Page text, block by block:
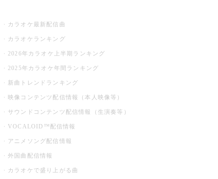
カラオケ最新配信曲
カラオケランキング
2026年カラオケ上半期ランキング
2025年カラオケ年間ランキング
新曲トレンドランキング
映像コンテンツ配信情報（本人映像等）
サウンドコンテンツ配信情報（生演奏等）
VOCALOID™配信情報
アニメソング配信情報
外国曲配信情報
カラオケで盛り上がる曲